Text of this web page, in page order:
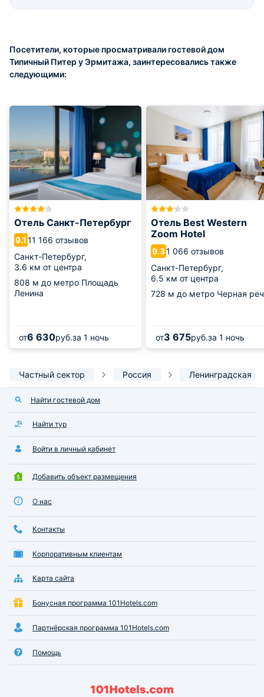
Посетители, которые просматривали гостевой дом
Типичный Питер у Эрмитажа, заинтересовались также
следующими:
Отель Санкт-Петербург
9.111 166 отзывов
Санкт-Петербург,
3.6 км от центра
808 м до метро Площадь
Ленина
от6 630руб.за 1 ночь
Отель Best Western
Zoom Hotel
9.31 066 отзывов
Санкт-Петербург,
6.5 км от центра
728 м до метро Черная
от3 675руб.за 1 ночь
Частный сектор Россия Ленинградская
Найти гостевой дом
Найти тур
Войти в личный кабинет
Добавить объект размещения
О нас
Контакты
Корпоративным клиентам
Карта сайта
Бонусная программа 101Hotels.com
Партнёрская программа 101Hotels.com
Помощь